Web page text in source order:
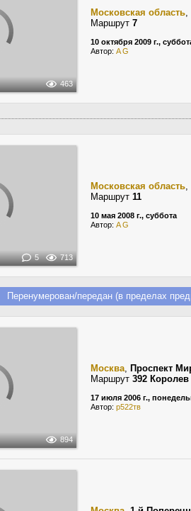
463
Московская область,
Маршрут 7
10 октября 2009 г.,
Автор: A G
5 713
Московская область,
Маршрут 11
10 мая 2008 г., суббота
Автор: A G
Перенумерован/передан (в пределах
894
Москва, Проспект
Маршрут 392
17 июля 2006 г.,
Автор: р522тв